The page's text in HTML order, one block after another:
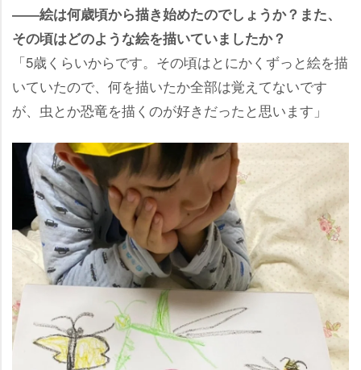
――絵は何歳頃から描き始めたのでしょうか？また、
その頃はどのような絵を描いていましたか？
「5歳くらいからです。その頃はとにかくずっと絵を描
いていたので、何を描いたか全部は覚えてないです
が、虫とか恐竜を描くのが好きだったと思います」